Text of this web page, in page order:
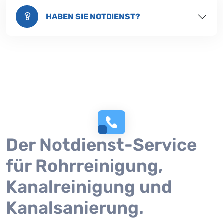
HABEN SIE NOTDIENST?
Der Notdienst-Service
für Rohrreinigung,
Kanalreinigung und
Kanalsanierung.